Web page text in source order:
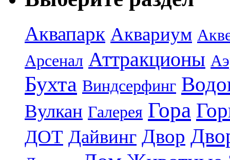
Аквапарк Аквариум
Арсенал Аттракционы
Бухта Виндсерфинг
Вулкан Галерея Гора
ДОТ Дайвинг Двор